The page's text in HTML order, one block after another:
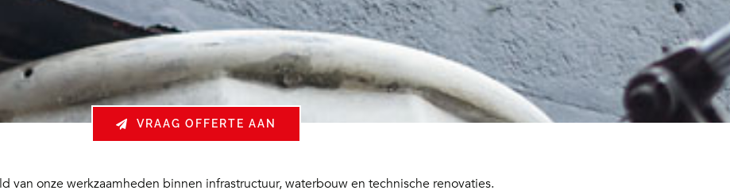
VRAAG OFFERTE AAN
van onze werkzaamheden binnen infrastructuur, waterbouw en technische renovaties.